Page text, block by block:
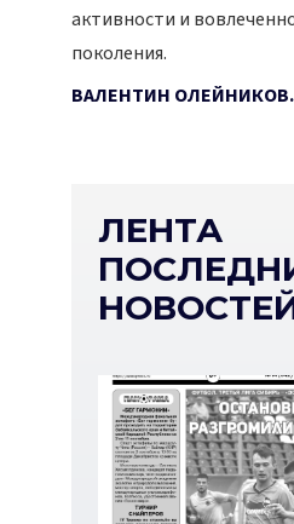
активности и
поколения.
ВАЛЕНТИН
ЛЕНТА